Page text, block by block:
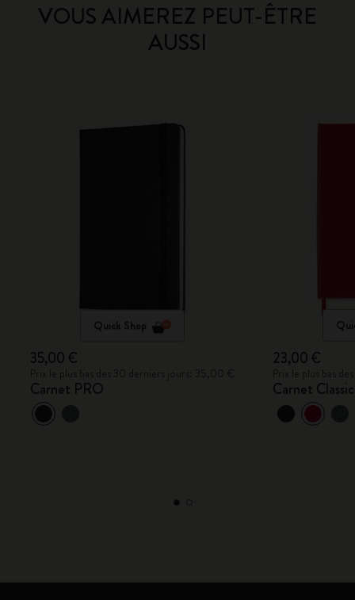
VOUS AIMEREZ PEUT-ÊTRE
AUSSI
Quick Shop
35,00 €
Carnet PRO
23,00 €
Carnet Classic